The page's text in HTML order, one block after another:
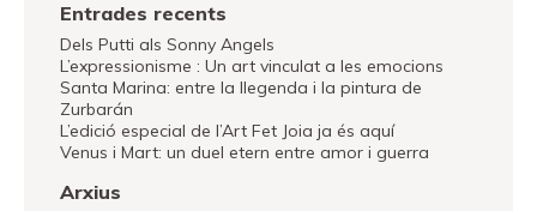
Entrades recents
Dels Putti als Sonny Angels
L’expressionisme : Un art vinculat a les emocions
Santa Marina: entre la llegenda i la pintura de
Zurbarán
L’edició especial de l’Art Fet Joia ja és aquí
Venus i Mart: un duel etern entre amor i guerra
Arxius